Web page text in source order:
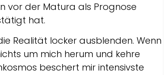
vor der Matura als Prognose
hat.
Realität locker ausblenden. Wenn
um mich herum und kehre
beschert mir intensivste